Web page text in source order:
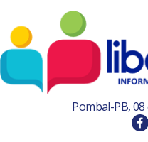
Pombal-PB,